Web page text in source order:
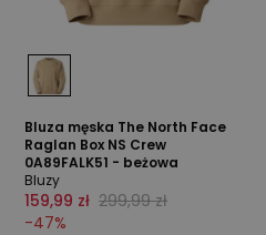
Bluza męska The North Face
Raglan Box NS Crew
0A89FALK51 - beżowa
Bluzy
159,99 zł 299,99 zł
-47%